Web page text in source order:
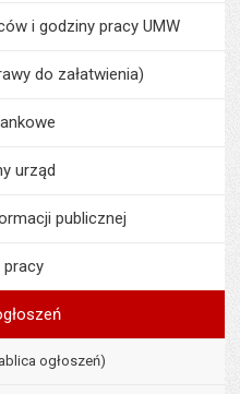
i godziny pracy UMW
do załatwienia)
urząd
publicznej
pracy
ogłoszeń)